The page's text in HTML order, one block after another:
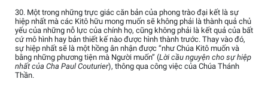
30. Một trong những trực giác căn bản của phong trào đại kết là sự
hiệp nhất mà các Kitô hữu mong muốn sẽ không phải là thành quả chủ
yếu của những nỗ lực của chính họ, cũng không phải là kết quả của bất
cứ mô hình hay bản thiết kế nào được hình thành trước. Thay vào đó,
sự hiệp nhất sẽ là một hồng ân nhận được “như Chúa Kitô muốn và
bằng những phương tiện mà Người muốn” (Lời cầu nguyện cho sự hiệp
nhất của Cha Paul Couturier), thông qua công việc của Chúa Thánh
Thần.